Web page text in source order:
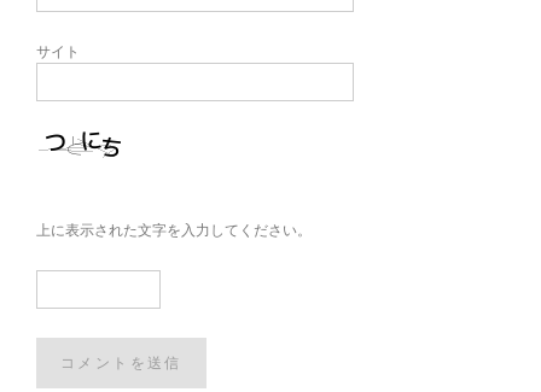
サイト
上に表示された文字を入力してください。